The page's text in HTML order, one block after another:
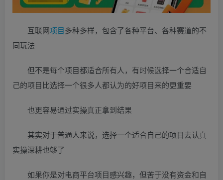
互联网项目多种多样，包含了各种平台、各种赛道的不
同玩法
但不是每个项目都适合所有人，有时候选择一个合适自
己的项目比选择一个很多人都认为的好项目来的更重要
也更容易通过实操真正拿到结果
其实对于普通人来说，选择一个适合自己的项目去认真
实操深耕也够了
如果你是对电商平台项目感兴趣，但苦于没有资金和自